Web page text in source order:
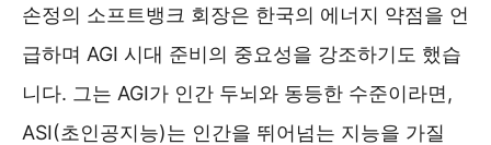
손정의 소프트뱅크 회장은 한국의 에너지 약점을 언
급하며 AGI 시대 준비의 중요성을 강조하기도 했습
니다. 그는 AGI가 인간 두뇌와 동등한 수준이라면,
ASI(초인공지능)는 인간을 뛰어넘는 지능을 가질